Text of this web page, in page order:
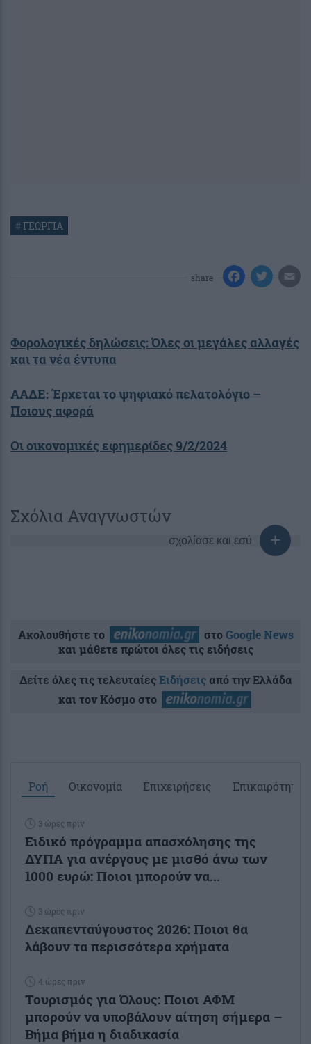
#ΓΕΩΡΓΙΑ
share
Φορολογικές δηλώσεις: Όλες οι μεγάλες αλλαγές
και τα νέα έντυπα
ΑΑΔΕ: Έρχεται το ψηφιακό πελατολόγιο –
Ποιους αφορά
Οι οικονομικές εφημερίδες 9/2/2024
Σχόλια Αναγνωστών
σχολίασε και εσύ
Ακολουθήστε το στοGoogle News
και μάθετε πρώτοι όλες τις ειδήσεις
Δείτε όλες τις τελευταίεςΕιδήσειςαπό την Ελλάδα
και τον Κόσμο στο
Ροή Οικονομία Επιχειρήσεις Επικαιρότητα
3 ώρες πριν
Ειδικό πρόγραμμα απασχόλησης της
ΔΥΠΑ για ανέργους με μισθό άνω των
1000 ευρώ: Ποιοι μπορούν να...
3 ώρες πριν
Δεκαπενταύγουστος 2026: Ποιοι θα
λάβουν τα περισσότερα χρήματα
4 ώρες πριν
Τουρισμός για Όλους: Ποιοι ΑΦΜ
μπορούν να υποβάλουν αίτηση σήμερα –
Βήμα βήμα η διαδικασία